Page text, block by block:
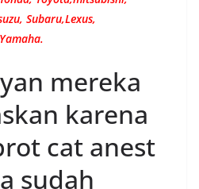
cat anest
sudah
JIS ( Japan
dan
Nippon Kaiji
certificate